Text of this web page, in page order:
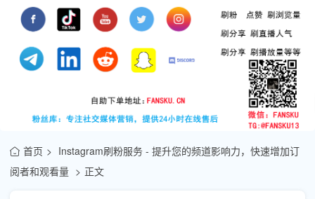
首页
Instagram刷粉服务 - 提升您的频道影响力，快速增加订
阅者和观看量
正文